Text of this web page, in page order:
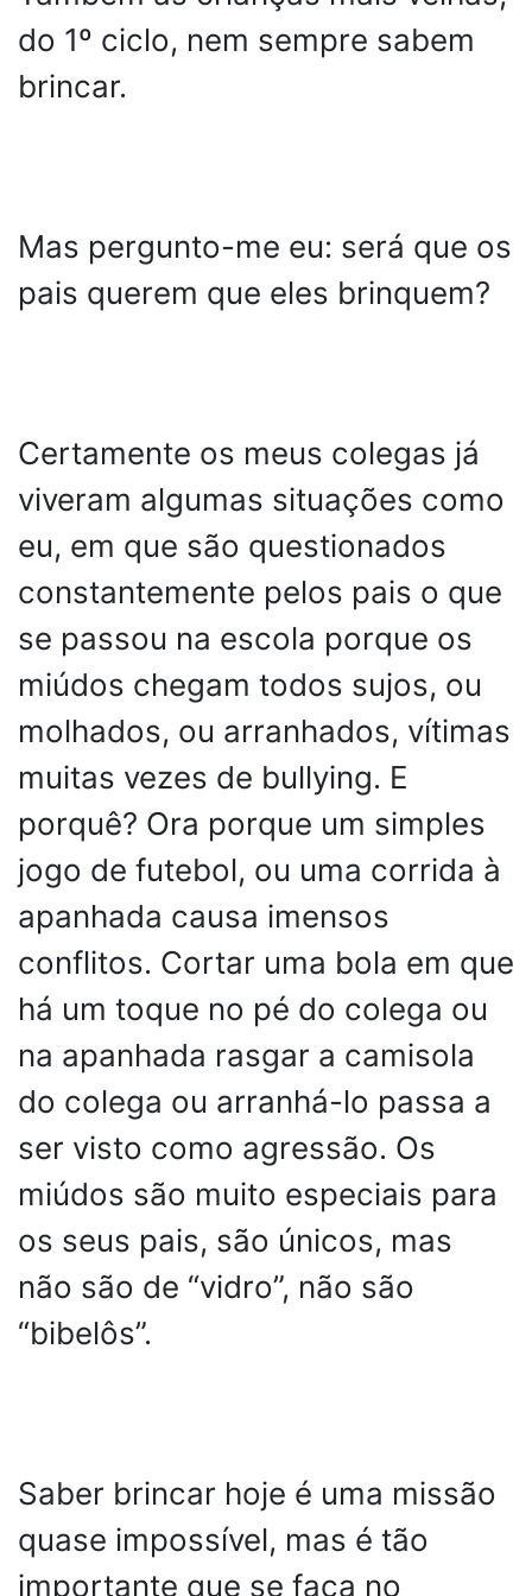
do 1º ciclo, nem sempre sabem
brincar.
Mas pergunto-me eu: será que os
pais querem que eles brinquem?
Certamente os meus colegas já
viveram algumas situações como
eu, em que são questionados
constantemente pelos pais o que
se passou na escola porque os
miúdos chegam todos sujos, ou
molhados, ou arranhados, vítimas
muitas vezes de bullying. E
porquê? Ora porque um simples
jogo de futebol, ou uma corrida à
apanhada causa imensos
conflitos. Cortar uma bola em que
há um toque no pé do colega ou
na apanhada rasgar a camisola
do colega ou arranhá-lo passa a
ser visto como agressão. Os
miúdos são muito especiais para
os seus pais, são únicos, mas
não são de “vidro”, não são
“bibelôs”.
Saber brincar hoje é uma missão
quase impossível, mas é tão
importante que se faça no